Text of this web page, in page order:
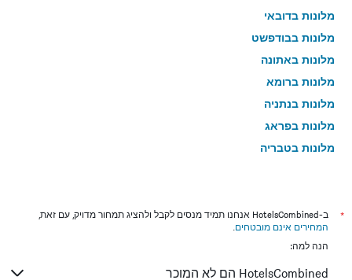
מלונות בדובאי
מלונות בבודפשט
מלונות באתונה
מלונות ברומא
מלונות בנתניה
מלונות בפראג
מלונות בטבריה
מלונות בלונדון
מלונות בבוקרשט
*
ב-HotelsCombined אנחנו תמיד מנסים לקבל ולהציג תמחור מדויק, עם זאת,
המחירים אינם מובטחים.
הנה למה:
HotelsCombined הם לא המוכר